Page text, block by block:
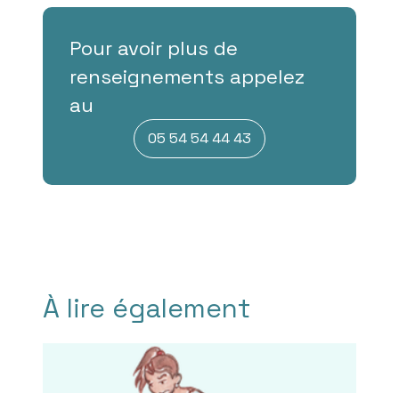
Pour avoir plus de
renseignements appelez
au
05 54 54 44 43
À lire également